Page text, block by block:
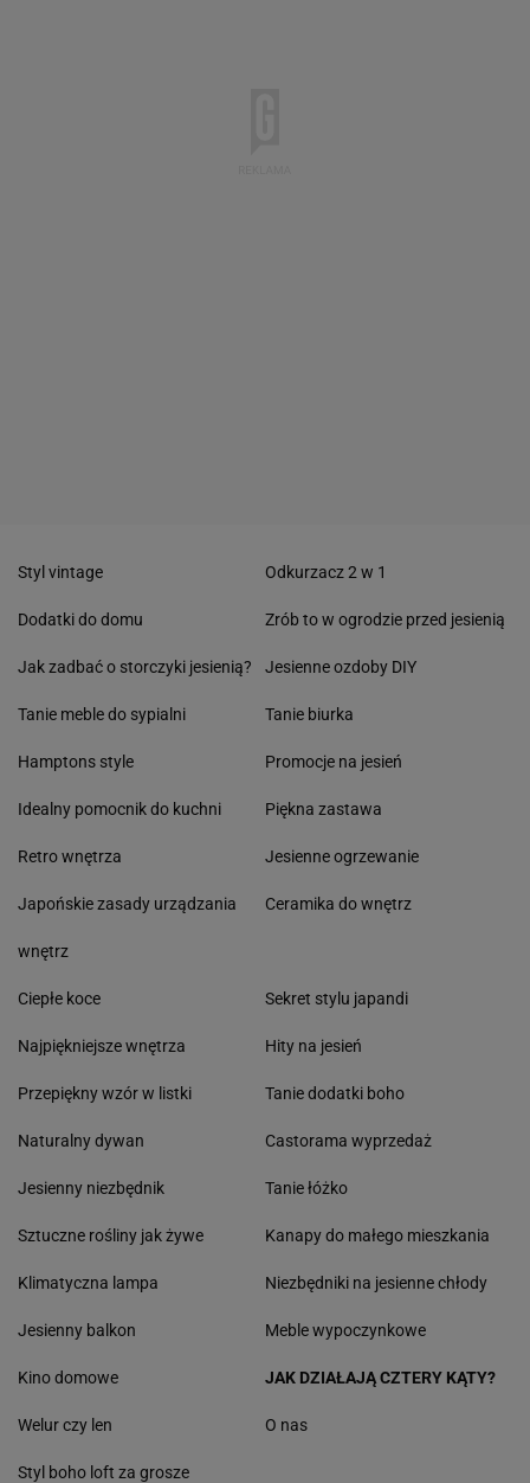
Styl vintage
Dodatki do domu
Jak zadbać o storczyki jesienią?
Tanie meble do sypialni
Hamptons style
Idealny pomocnik do kuchni
Retro wnętrza
Japońskie zasady urządzania
wnętrz
Odkurzacz 2 w 1
Zrób to w ogrodzie przed jesienią
Jesienne ozdoby DIY
Tanie biurka
Promocje na jesień
Piękna zastawa
Jesienne ogrzewanie
Ceramika do wnętrz
Ciepłe koce
Najpiękniejsze wnętrza
Przepiękny wzór w listki
Naturalny dywan
Jesienny niezbędnik
Sztuczne rośliny jak żywe
Klimatyczna lampa
Jesienny balkon
Sekret stylu japandi
Hity na jesień
Tanie dodatki boho
Castorama wyprzedaż
Tanie łóżko
Kanapy do małego mieszkania
Niezbędniki na jesienne chłody
Meble wypoczynkowe
Kino domowe
Welur czy len
Styl boho loft za grosze
JAK DZIAŁAJĄ CZTERY KĄTY?
O nas